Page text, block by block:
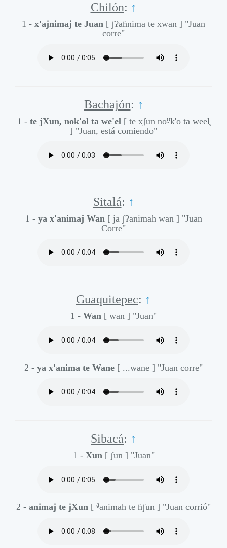
Chilón: ↑
1 - x'ajnimaj te Juan [ ʃʔaɦnima te xwan ] "Juan
corre"
Bachajón: ↑
1 - te jXun, nok'ol ta we'el [ te xʃun noo̰k'o ta weel̥
] "Juan, está comiendo"
Sitalá: ↑
1 - ya x'animaj Wan [ ja ʃʔanimah wan ] "Juan
Corre"
Guaquitepec: ↑
1 - Wan [ wan ] "Juan"
2 - ya x'anima te Wane [ ...wane ] "Juan corre"
Sibacá: ↑
1 - Xun [ ʃun ] "Juan"
2 - animaj te jXun [ a̰animah te ɦʃun ] "Juan corrió"